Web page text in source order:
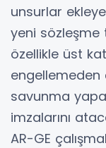
unsurlar
yeni sözleşme
özellikle üst
savunma
imzalarını
AR-GE